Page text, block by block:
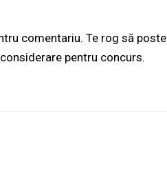
comentariu. Te rog să
pentru concurs.